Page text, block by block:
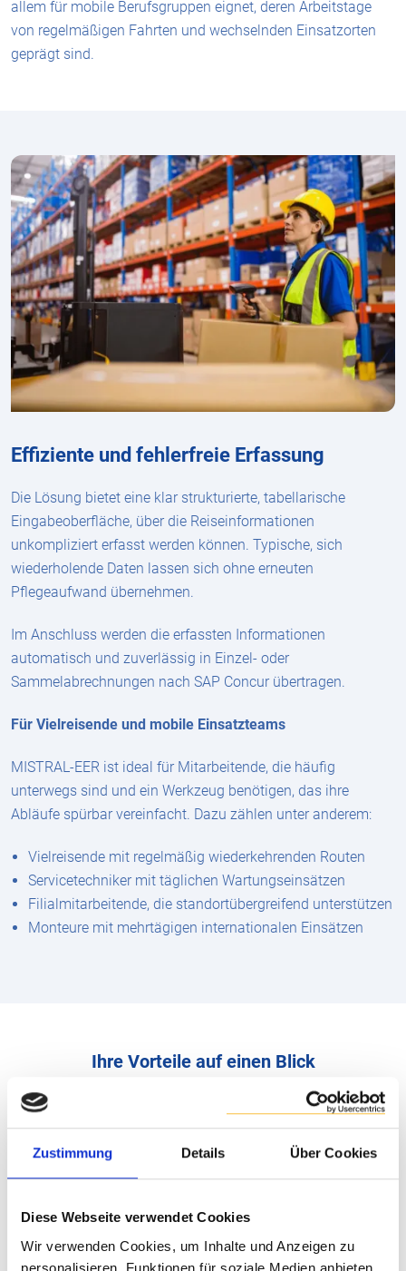
Zustimmung Details Über Cookies
Diese Webseite verwendet Cookies
Wir verwenden Cookies, um Inhalte und Anzeigen zu
personalisieren, Funktionen für soziale Medien anbieten
allem für mobile Berufsgruppen eignet, deren Arbeitstage
von regelmäßigen Fahrten und wechselnden Einsatzorten
geprägt sind.
Effiziente und fehlerfreie Erfassung
Die Lösung bietet eine klar strukturierte, tabellarische
Eingabeoberfläche, über die Reiseinformationen
unkompliziert erfasst werden können. Typische, sich
wiederholende Daten lassen sich ohne erneuten
Pflegeaufwand übernehmen.
Im Anschluss werden die erfassten Informationen
automatisch und zuverlässig in Einzel- oder
Sammelabrechnungen nach SAP Concur übertragen.
Für Vielreisende und mobile Einsatzteams
MISTRAL-EER ist ideal für Mitarbeitende, die häufig
unterwegs sind und ein Werkzeug benötigen, das ihre
Abläufe spürbar vereinfacht. Dazu zählen unter anderem:
Vielreisende mit regelmäßig wiederkehrenden Routen
Servicetechniker mit täglichen Wartungseinsätzen
Filialmitarbeitende, die standortübergreifend unterstützen
Monteure mit mehrtägigen internationalen Einsätzen
Ihre Vorteile auf einen Blick
Zeitersparnis
durch schnelle, tabellarische Erfassung
Hohe Automatisierbarkeitdank Datenübernahme aus
Drittsystemen und direkter Überführung in SAP Concur
Bessere Übersichtauch bei längeren In- und
Flexibel und skalierbarfür einfache Tagesreisen bis hin
zu internationalen Projekten